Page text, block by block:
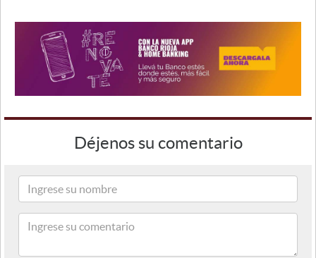
Déjenos su comentario